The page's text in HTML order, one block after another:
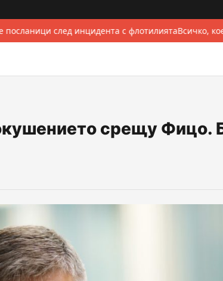
след инцидента с флотилиятаВсичко,
срещу Фицо.